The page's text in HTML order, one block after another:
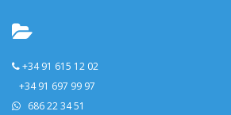
+34 91 615 12 02
+34 91 697 99 97
686 22 34 51